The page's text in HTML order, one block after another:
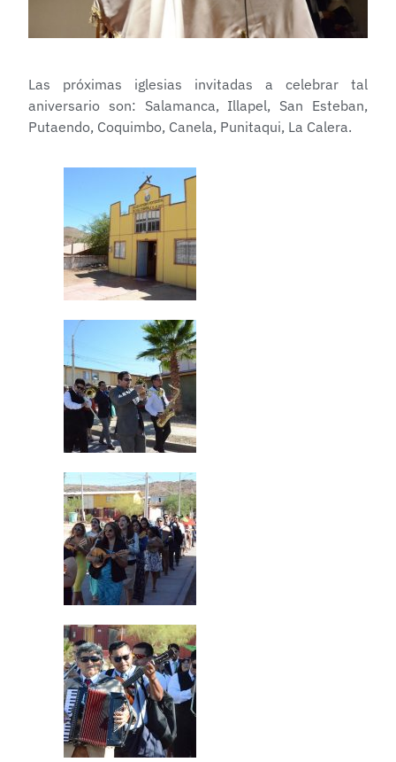
Las próximas iglesias invitadas a celebrar tal
aniversario son: Salamanca, Illapel, San Esteban,
Putaendo, Coquimbo, Canela, Punitaqui, La Calera.